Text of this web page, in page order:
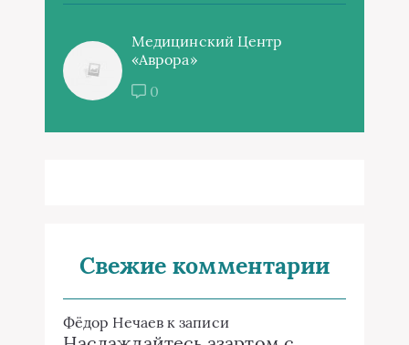
Медицинский Центр
«Аврора»
0
Свежие комментарии
Фёдор Нечаевк записи